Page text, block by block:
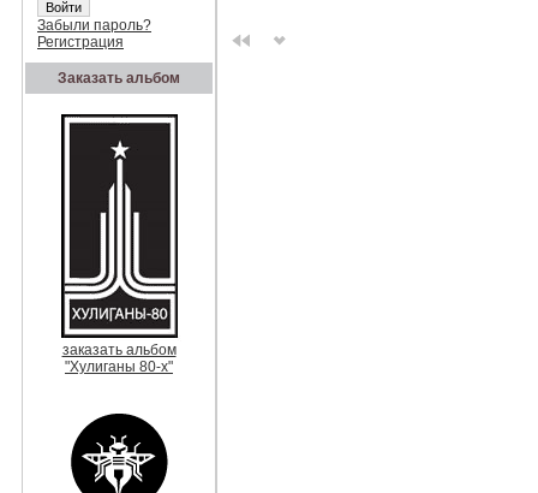
Забыли пароль?
Регистрация
Заказать альбом
заказать альбом
"Хулиганы 80-х"